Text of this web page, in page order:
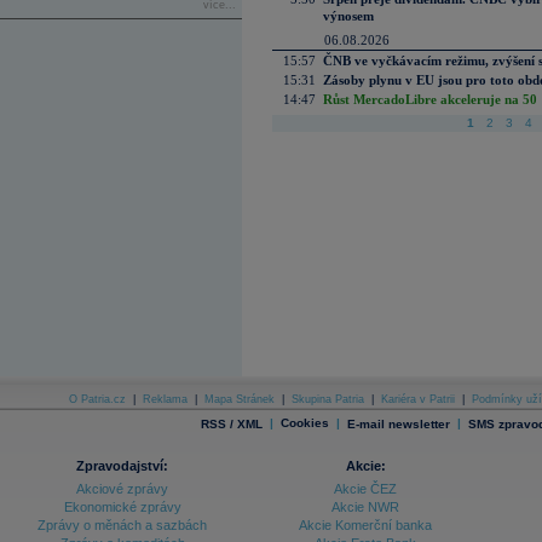
více...
výnosem
06.08.2026
15:57 ČNB ve vyčkávacím režimu, zvýšení
15:31
Zásoby plynu v EU jsou pro toto
14:47 Růst MercadoLibre akceleruje na
1 2 3 4
O Patria.cz Reklama Mapa Stránek Skupina Patria Kariéra v Patrii Podmínky
RSS / XML | Cookies | E-mail newsletter | SMS
Zpravodajství:
Akciové zprávy
Ekonomické zprávy
Zprávy o měnách a sazbách
Akcie:
Akcie ČEZ
Akcie NWR
Akcie Komerční banka